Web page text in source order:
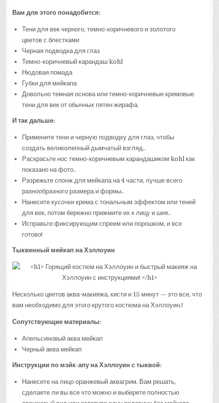
Вам для этого понадобится:
Тени для век черного, темно-коричневого и золотого
цветов с блестками
Черная подводка для глаз
Темно-коричневый карандаш kohl
Нюдовая помада
Губки для мейкапа
Довольно темная основа или темно-коричневые кремовые
тени для век от обычных пятен жирафа.
И так дальше:
Примените тени и черную подводку для глаз, чтобы
создать великолепный дымчатый взгляд..
Раскрасьте нос темно-коричневым карандашиком kohl как
показано на фото..
Разрежьте спонж для мейкапа на 4 части, лучше всего
разнообразного размера и формы..
Нанесите кусочки крема с тональным эффектом или теней
для век, потом бережно прижмите их к лицу и шее..
Исправьте фиксирующим спреем или порошком, и все
готово!
Тыквенный мейкап на Хэллоуин
Несколько цветов аква-макияжа, кисти и 15 минут — это все, что
вам необходимо для этого крутого костюма на Хэллоуин.!
Сопутствующие материалы:
Апельсиновый аква мейкап
Черный аква мейкап
Инструкции по мэйк-апу на Хэллоуин с тыквой:
Нанесите на лицо оранжевый аквагрим. Вам решать,
сделаете ли вы все что можно и выберете полностью